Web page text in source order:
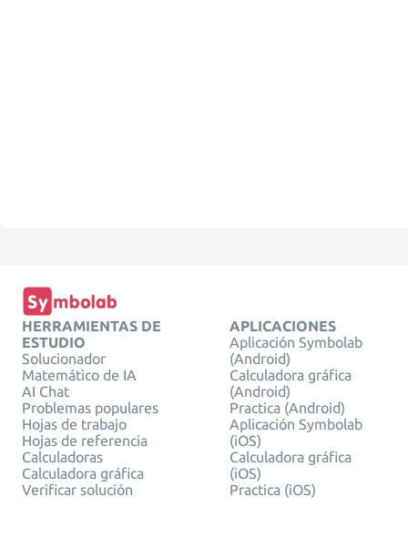
HERRAMIENTAS DE
ESTUDIO
Solucionador
Matemático de IA
AI Chat
Problemas populares
Hojas de trabajo
Hojas de referencia
Calculadoras
Calculadora gráfica
Verificar solución
APLICACIONES
Aplicación Symbolab
(Android)
Calculadora gráfica
(Android)
Practica (Android)
Aplicación Symbolab
(iOS)
Calculadora gráfica
(iOS)
Practica (iOS)